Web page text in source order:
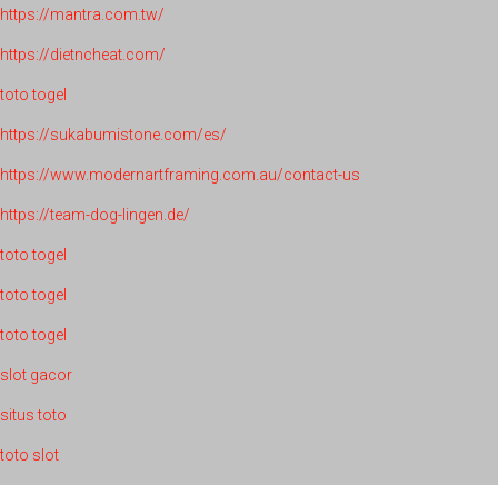
https://mantra.com.tw/
https://dietncheat.com/
toto togel
https://sukabumistone.com/es/
https://www.modernartframing.com.au/contact-us
https://team-dog-lingen.de/
toto togel
toto togel
toto togel
slot gacor
situs toto
toto slot